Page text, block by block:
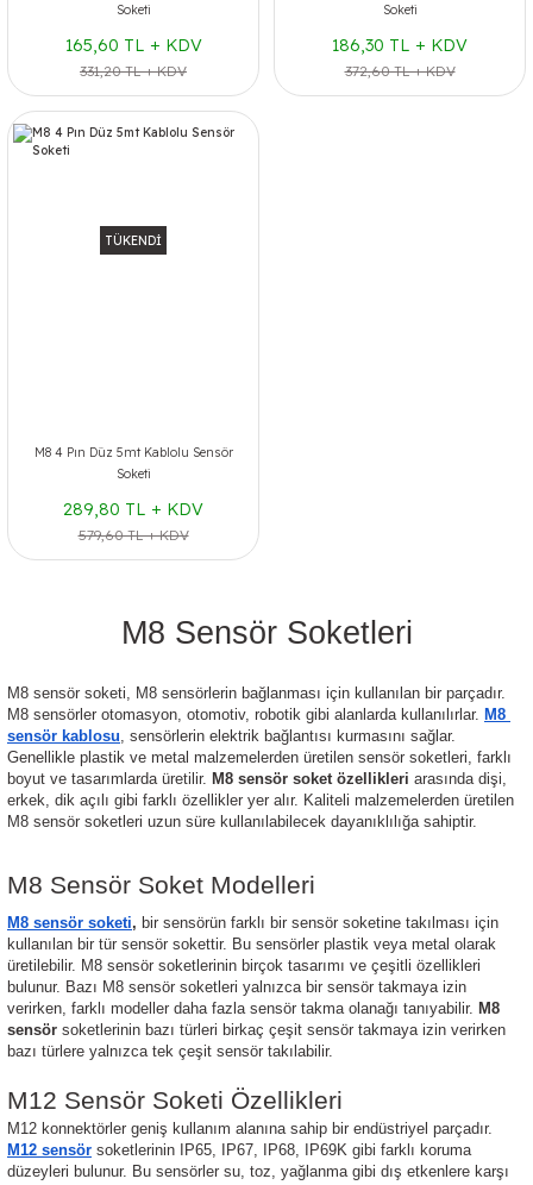
Soketi
165,60 TL + KDV
331,20 TL + KDV
Soketi
186,30 TL + KDV
372,60 TL + KDV
TÜKENDİ
M8 4 Pın Düz 5mt Kablolu Sensör
Soketi
289,80 TL + KDV
579,60 TL + KDV
M8 Sensör Soketleri
M8 sensör soketi, M8 sensörlerin bağlanması için kullanılan bir parçadır.
M8 sensörler otomasyon, otomotiv, robotik gibi alanlarda kullanılırlar. M8
sensör kablosu , sensörlerin elektrik bağlantısı kurmasını sağlar.
Genellikle plastik ve metal malzemelerden üretilen sensör soketleri, farklı
boyut ve tasarımlarda üretilir. M8 sensör soket özellikleri arasında dişi,
erkek, dik açılı gibi farklı özellikler yer alır. Kaliteli malzemelerden üretilen
M8 sensör soketleri uzun süre kullanılabilecek dayanıklılığa sahiptir.
M8 Sensör Soket Modelleri
M8 sensör soketi, bir sensörün farklı bir sensör soketine takılması için
kullanılan bir tür sensör sokettir. Bu sensörler plastik veya metal olarak
üretilebilir. M8 sensör soketlerinin birçok tasarımı ve çeşitli özellikleri
bulunur. Bazı M8 sensör soketleri yalnızca bir sensör takmaya izin
verirken, farklı modeller daha fazla sensör takma olanağı tanıyabilir. M8
sensör soketlerinin bazı türleri birkaç çeşit sensör takmaya izin verirken
bazı türlere yalnızca tek çeşit sensör takılabilir.
M12 Sensör Soketi Özellikleri
M12 sensör soketlerinin IP65, IP67, IP68, IP69K gibi farklı koruma
düzeyleri bulunur. Bu sensörler su, toz, yağlanma gibi dış etkenlere karşı